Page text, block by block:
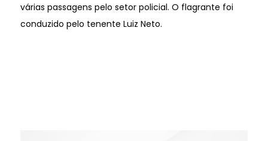
várias passagens pelo setor policial. O flagrante foi
conduzido pelo tenente Luiz Neto.